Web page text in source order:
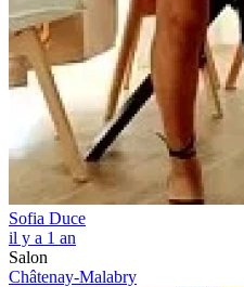
Sofia Duce
il y a 1 an
Salon
Châtenay-Malabry